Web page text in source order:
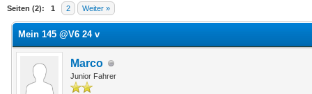
Seiten (2): 1 2 Weiter »
Durchschnitt
Mein 145 @V6 24 v
Marco
Junior Fahrer